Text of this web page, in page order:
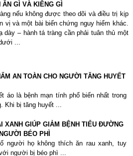
GÌ VÀ KIÊNG GÌ
nếu không được theo dõi và điều trị kịp
vị và một bài biến chứng nguy hiểm khác.
dày – hành tá tràng cần phải tuân thủ một
...
AN TOÀN CHO NGƯỜI TĂNG HUYẾT
áo là bệnh mạn tính phổ biến nhất trong
Khi bị tăng huyết ...
XANH GIÚP GIẢM BỆNH TIỂU ĐƯỜNG
BÉO PHÌ
người họ không thích ăn rau xanh, tuy
người bị béo phì ...